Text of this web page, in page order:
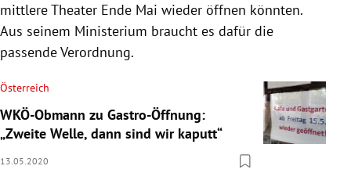
mittlere Theater Ende Mai wieder öffnen könnten.
Aus seinem Ministerium braucht es dafür die
passende Verordnung.
Österreich
WKÖ-Obmann zu Gastro-Öffnung:
„Zweite Welle, dann sind wir kaputt“
13.05.2020